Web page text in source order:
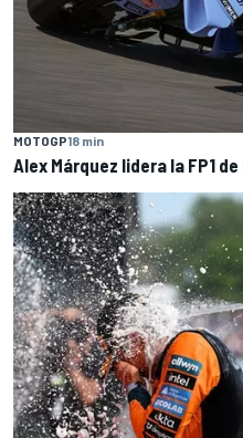
MOTOGP18 min
Alex Márquez lidera la FP1